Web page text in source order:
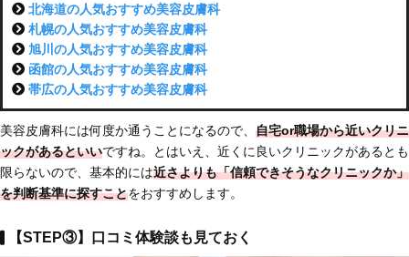
北海道の人気おすすめ美容皮膚科
札幌の人気おすすめ美容皮膚科
旭川の人気おすすめ美容皮膚科
函館の人気おすすめ美容皮膚科
帯広の人気おすすめ美容皮膚科
美容皮膚科には何度か通うことになるので、 自宅or職場から近いクリニ
ックがあるといいですね。とはいえ、近くに良いクリニックがあるとも
限らないので、基本的には近さよりも「信頼できそうなクリニックか」
を判断基準に探すことをおすすめします。
【STEP③】口コミ体験談も見ておく